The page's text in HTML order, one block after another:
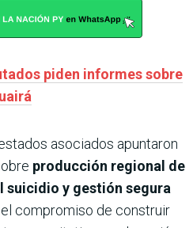
piden informes sobre
asociados apuntaron
producción regional de
suicidio y gestión segura
compromiso de construir